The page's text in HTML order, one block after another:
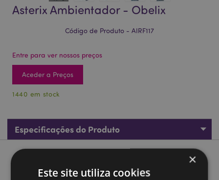
Asterix Ambientador - Obelix
Código de Produto - AIRF117
Entre para ver nossos preços
Aceder a Preços
1440 em stock
Especificações do Produto
×
Este site utiliza cookies